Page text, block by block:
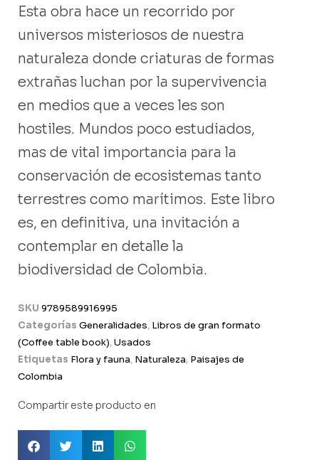
Esta obra hace un recorrido por
universos misteriosos de nuestra
naturaleza donde criaturas de formas
extrañas luchan por la supervivencia
en medios que a veces les son
hostiles. Mundos poco estudiados,
mas de vital importancia para la
conservación de ecosistemas tanto
terrestres como marítimos. Este libro
es, en definitiva, una invitación a
contemplar en detalle la
biodiversidad de Colombia.
SKU 9789589916995
Categorías Generalidades, Libros de gran formato
(Coffee table book),Usados
Etiquetas Flora y fauna, Naturaleza, Paisajes de
Colombia
Compartir este producto en